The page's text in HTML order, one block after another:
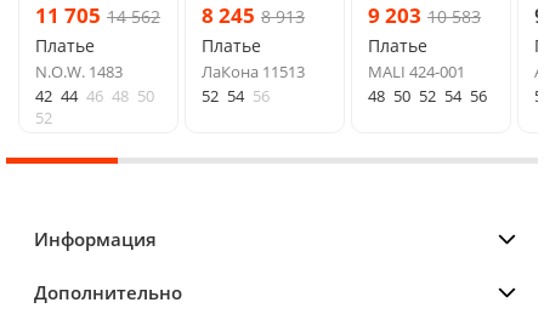
11 705 14 562
Платье
N.O.W. 1483
42 44 46 48 50
52
8 245 8 913
Платье
ЛаКона 11513
52 54 56
9 203 10 583
Платье
MALI 424-001
48 50 52 54 56
Информация
Дополнительно